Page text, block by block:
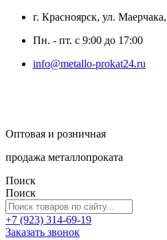
г. Красноярск, ул.
Пн. - пт. с 9:00 до 17:00
info@metallo-prokat24.ru
Оптовая и розничная
продажа металлопроката
Поиск
Поиск
+7 (923) 314-69-19
Заказать звонок